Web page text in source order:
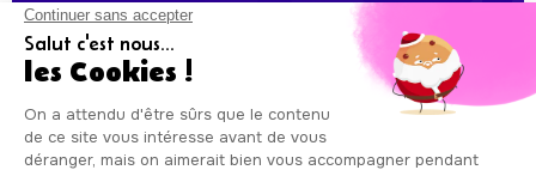
Saint-Rémy-lès-Chevreuse
Triel-sur-Seine
Vaux-sur-Seine